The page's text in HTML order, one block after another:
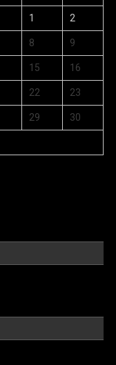
1 2
8 9
15 16
22 23
29 30